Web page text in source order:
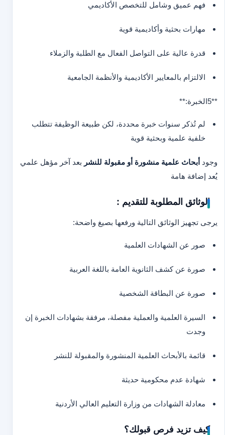
فهم عميق وشامل للتخصص الأكاديمي
مهارات بحثية وأكاديمية قوية
قدرة عالية على التواصل الفعال مع الطلبة والزملاء
الالتزام بالمعايير الأكاديمية والأنظمة الجامعية
**5 الخبرة:**
لم تُذكر سنوات خبرة محددة، لكن طبيعة الوظيفة تتطلب
خلفية علمية وبحثية قوية
وجود أبحاث علمية منشورة أو مقبولة للنشر بعد آخر مؤهل علمي
يُعد إضافة هامة
الوثائق المطلوبة للتقديم :
يرجى تجهيز الوثائق التالية ورفعها بصيغ واضحة:
صور عن الشهادات العلمية
صورة عن كشف الثانوية العامة باللغة العربية
صورة عن البطاقة الشخصية
السيرة العلمية والعملية مفصلة، مرفقة بشهادات الخبرة إن
وجدت
قائمة بالأبحاث العلمية المنشورة والمقبولة للنشر
شهادة عدم محكومية حديثة
معادلة الشهادات من وزارة التعليم العالي الأردنية
كيف تزيد فرص قبولك؟